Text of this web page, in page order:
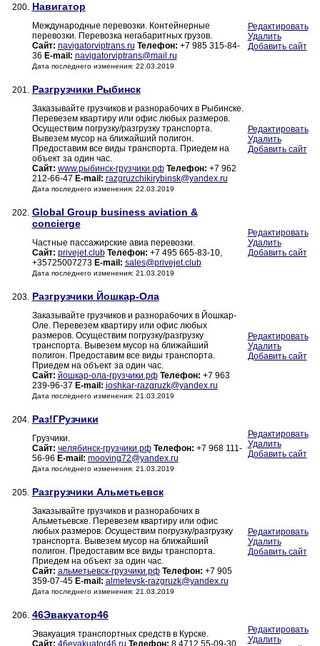
200. Навигатор
Международные перевозки. Контейнерные
перевозки. Перевозка негабаритных грузов.
Сайт: navigatorviptrans.ru Телефон: +7 985 315-84-
36 E-mail: navigatorviptrans@mail.ru
Дата последнего изменения: 22.03.2019
Редактировать
Удалить
Добавить сайт
201. Разгрузчики Рыбинск
Заказывайте грузчиков и разнорабочих в Рыбинске.
Перевезем квартиру или офис любых размеров.
Осуществим погрузку/разгрузку транспорта.
Вывезем мусор на ближайший полигон.
Предоставим все виды транспорта. Приедем на
объект за один час.
Сайт: www.рыбинск-грузчики.рф Телефон: +7 962
212-66-47 E-mail: razgruzchikirybinsk@yandex.ru
Дата последнего изменения: 22.03.2019
Редактировать
Удалить
Добавить сайт
202. Global Group business aviation &
concierge
Частные пассажирские авиа перевозки.
Сайт: privejet.club Телефон: +7 495 665-83-10,
+35725007273 E-mail: sales@privejet.club
Дата последнего изменения: 21.03.2019
Редактировать
Удалить
Добавить сайт
203. Разгрузчики Йошкар-Ола
Заказывайте грузчиков и разнорабочих в Йошкар-
Оле. Перевезем квартиру или офис любых
размеров. Осуществим погрузку/разгрузку
транспорта. Вывезем мусор на ближайший
полигон. Предоставим все виды транспорта.
Приедем на объект за один час.
Сайт: йошкар-ола-грузчики.рф Телефон: +7 963
239-96-37 E-mail: ioshkar-razgruzk@yandex.ru
Дата последнего изменения: 21.03.2019
Редактировать
Удалить
Добавить сайт
204. Раз!ГРузчики
Грузчики.
Сайт: челябинск-грузчики.рф Телефон: +7 968 111-
56-96 E-mail: mooving72@yandex.ru
Дата последнего изменения: 21.03.2019
Редактировать
Удалить
Добавить сайт
205. Разгрузчики Альметьевск
Заказывайте грузчиков и разнорабочих в
Альметьевске. Перевезем квартиру или офис
любых размеров. Осуществим погрузку/разгрузку
транспорта. Вывезем мусор на ближайший
полигон. Предоставим все виды транспорта.
Приедем на объект за один час.
Сайт: альметьевск-грузчики.рф Телефон: +7 905
359-07-45 E-mail: almetevsk-razgruzk@yandex.ru
Дата последнего изменения: 21.03.2019
Редактировать
Удалить
Добавить сайт
206. 46Эвакуатор46
Эвакуация транспортных средств в Курске.
Редактировать
Удалить